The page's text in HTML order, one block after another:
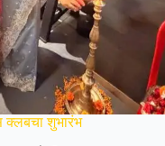
शुभारंभ